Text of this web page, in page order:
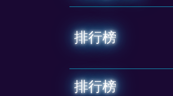
排行榜
排行榜